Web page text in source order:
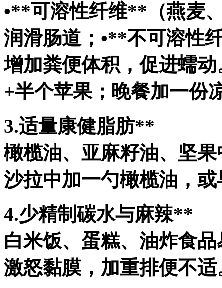
•**可溶性纤维**（燕麦
润滑肠道；•**不可溶性
增加粪便体积，促进蠕
+半个苹果；晚餐加一份
3.适量康健脂肪**
橄榄油、亚麻籽油、坚
沙拉中加一勺橄榄油，
4.少精制碳水与麻辣**
白米饭、蛋糕、油炸食
激怒黏膜，加重排便不适